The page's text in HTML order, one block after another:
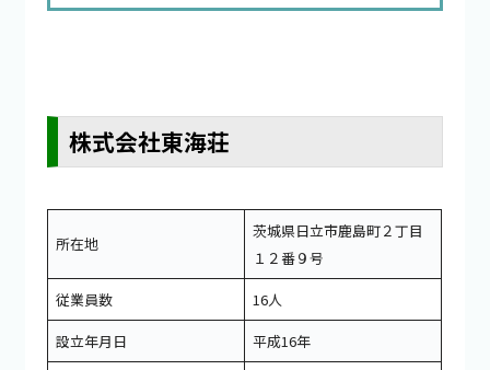
株式会社東海荘
所在地
茨城県日立市鹿島町２丁目
１２番９号
従業員数
16人
設立年月日
平成16年